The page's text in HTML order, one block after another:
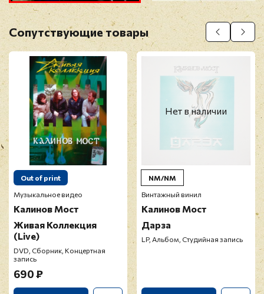
Оставить отзыв
Перед публикацией отзывы проходят
модерацию
Сопутствующие товары
Out of print
Музыкальное видео
Калинов Мост
Живая Коллекция
(Live)
DVD, Сборник, Концертная
запись
690 ₽
Нет в наличии
NM/NM
Винтажный винил
Калинов Мост
Дарза
LP, Альбом, Студийная запись